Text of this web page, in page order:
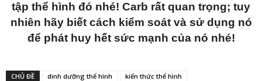
tập thể hình đó nhé! Carb rất quan trọng; tuy
nhiên hãy biết cách kiểm soát và sử dụng nó
để phát huy hết sức mạnh của nó nhé!
CHỦ ĐỀ dinh dưỡng thể hình kiến thức thể hình